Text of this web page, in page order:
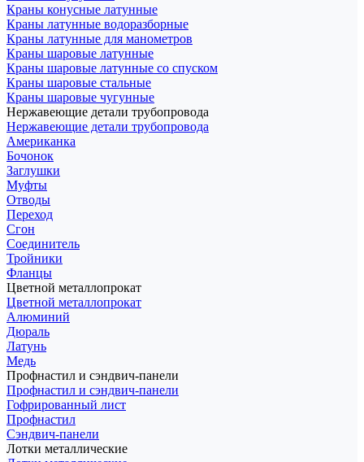
Краны конусные латунные
Краны латунные водоразборные
Краны латунные для манометров
Краны шаровые латунные
Краны шаровые латунные со спуском
Краны шаровые стальные
Краны шаровые чугунные
Нержавеющие детали трубопровода
Нержавеющие детали трубопровода
Американка
Бочонок
Заглушки
Муфты
Отводы
Переход
Сгон
Соединитель
Тройники
Фланцы
Цветной металлопрокат
Цветной металлопрокат
Алюминий
Дюраль
Латунь
Медь
Профнастил и сэндвич-панели
Профнастил и сэндвич-панели
Гофрированный лист
Профнастил
Сэндвич-панели
Лотки металлические